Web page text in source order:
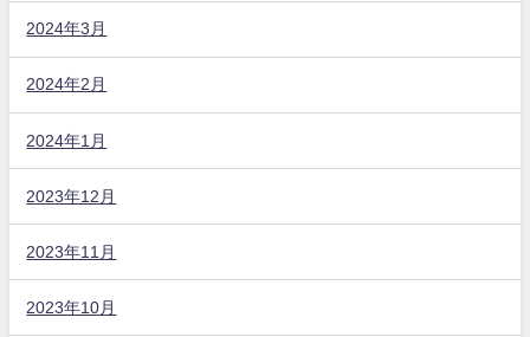
2024年3月
2024年2月
2024年1月
2023年12月
2023年11月
2023年10月